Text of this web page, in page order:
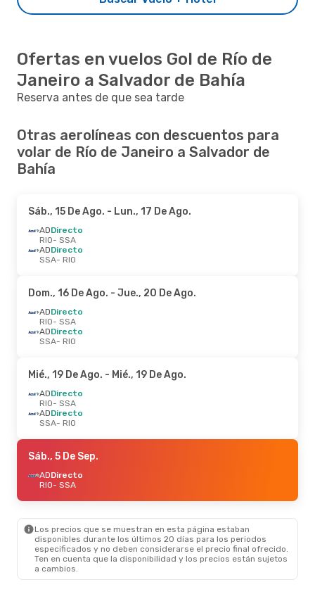
Ofertas en vuelos Gol de Río de
Janeiro a Salvador de Bahía
Reserva antes de que sea tarde
Otras aerolíneas con descuentos para
volar de Río de Janeiro a Salvador de
Bahía
Sáb., 15 De Ago. - Lun., 17 De Ago.
ADDirecto
RIO- SSA
ADDirecto
SSA- RIO
Dom., 16 De Ago. - Jue., 20 De Ago.
ADDirecto
RIO- SSA
ADDirecto
SSA- RIO
Mié., 19 De Ago. - Mié., 19 De Ago.
ADDirecto
RIO- SSA
ADDirecto
SSA- RIO
Sáb., 5 De Sep.
ADDirecto
RIO- SSA
Los precios que se muestran en esta página estaban
disponibles durante los últimos 20 días para los periodos
especificados y no deben considerarse el precio final ofrecido.
Ten en cuenta que la disponibilidad y los precios están sujetos
a cambios.